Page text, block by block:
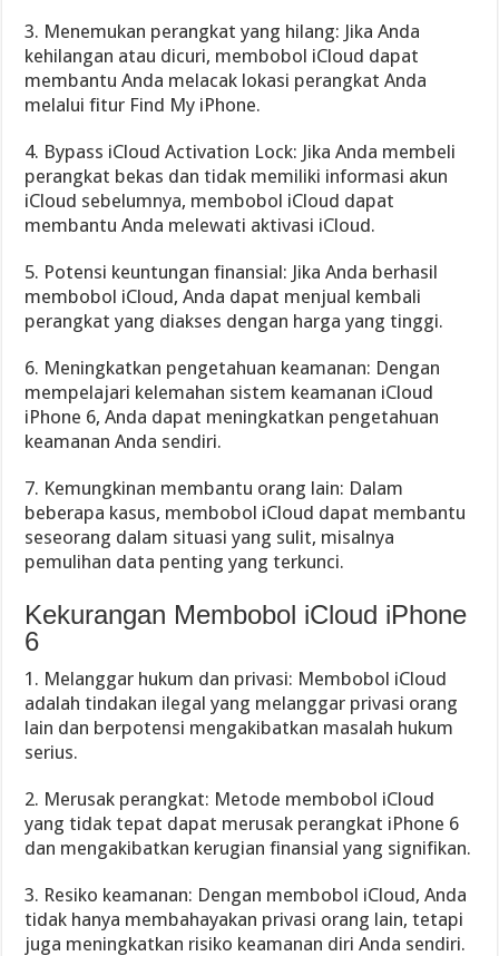
3. Menemukan perangkat yang hilang: Jika Anda
kehilangan atau dicuri, membobol iCloud dapat
membantu Anda melacak lokasi perangkat Anda
melalui fitur Find My iPhone.
4. Bypass iCloud Activation Lock: Jika Anda membeli
perangkat bekas dan tidak memiliki informasi akun
iCloud sebelumnya, membobol iCloud dapat
membantu Anda melewati aktivasi iCloud.
5. Potensi keuntungan finansial: Jika Anda berhasil
membobol iCloud, Anda dapat menjual kembali
perangkat yang diakses dengan harga yang tinggi.
6. Meningkatkan pengetahuan keamanan: Dengan
mempelajari kelemahan sistem keamanan iCloud
iPhone 6, Anda dapat meningkatkan pengetahuan
keamanan Anda sendiri.
7. Kemungkinan membantu orang lain: Dalam
beberapa kasus, membobol iCloud dapat membantu
seseorang dalam situasi yang sulit, misalnya
pemulihan data penting yang terkunci.
Kekurangan Membobol iCloud iPhone
6
1. Melanggar hukum dan privasi: Membobol iCloud
adalah tindakan ilegal yang melanggar privasi orang
lain dan berpotensi mengakibatkan masalah hukum
serius.
2. Merusak perangkat: Metode membobol iCloud
yang tidak tepat dapat merusak perangkat iPhone 6
dan mengakibatkan kerugian finansial yang signifikan.
3. Resiko keamanan: Dengan membobol iCloud, Anda
tidak hanya membahayakan privasi orang lain, tetapi
juga meningkatkan risiko keamanan diri Anda sendiri.